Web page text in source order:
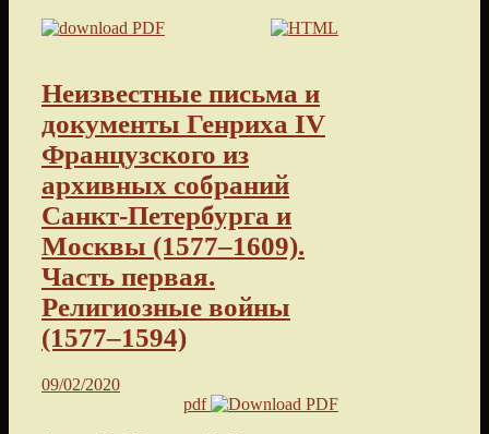
Неизвестные письма и
документы Генриха IV
Французского из
архивных собраний
Санкт-Петербурга и
Москвы (1577–1609).
Часть первая.
Религиозные войны
(1577–1594)
09/02/2020
pdf